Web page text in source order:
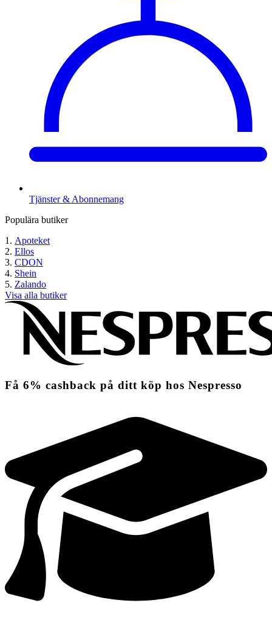
Tjänster & Abonnemang
Populära butiker
Apoteket
Ellos
CDON
Shein
Zalando
Visa alla butiker
Få 6% cashback på ditt köp hos Nespresso